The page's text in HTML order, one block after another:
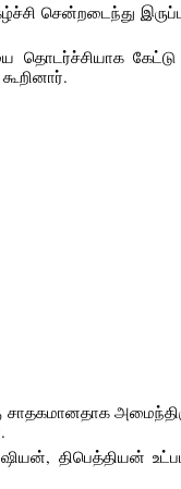
சென்றடைந்து
தொடர்ச்சியாக
திபெத்தியன்